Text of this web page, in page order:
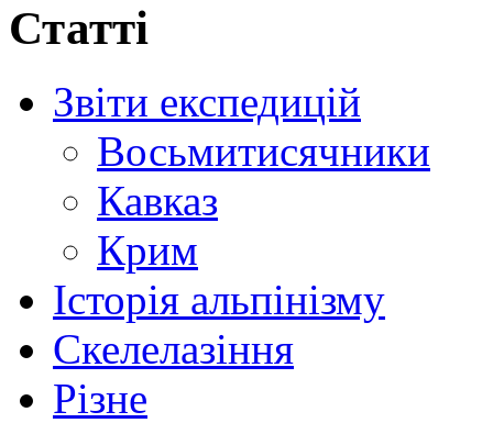
Статті
Звіти експедицій
Восьмитисячники
Кавказ
Крим
Історія альпінізму
Скелелазіння
Різне